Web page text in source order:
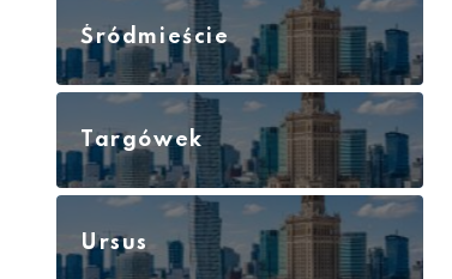
Śródmieście
Targówek
Ursus